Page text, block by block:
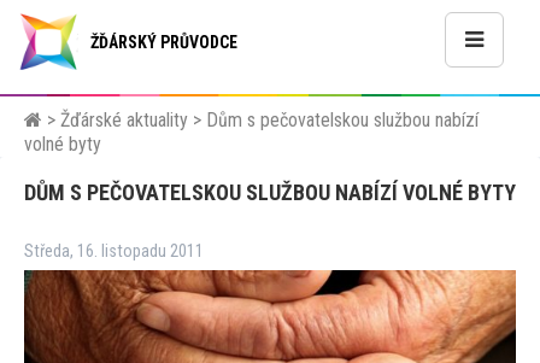
ŽĎÁRSKÝ PRŮVODCE
> Žďárské aktuality > Dům s pečovatelskou službou nabízí
volné byty
DŮM S PEČOVATELSKOU SLUŽBOU NABÍZÍ VOLNÉ BYTY
Středa, 16. listopadu 2011